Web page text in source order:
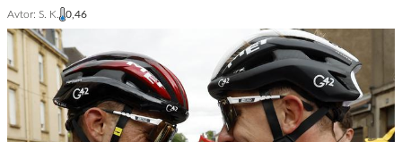
Avtor: S. K. 0,46